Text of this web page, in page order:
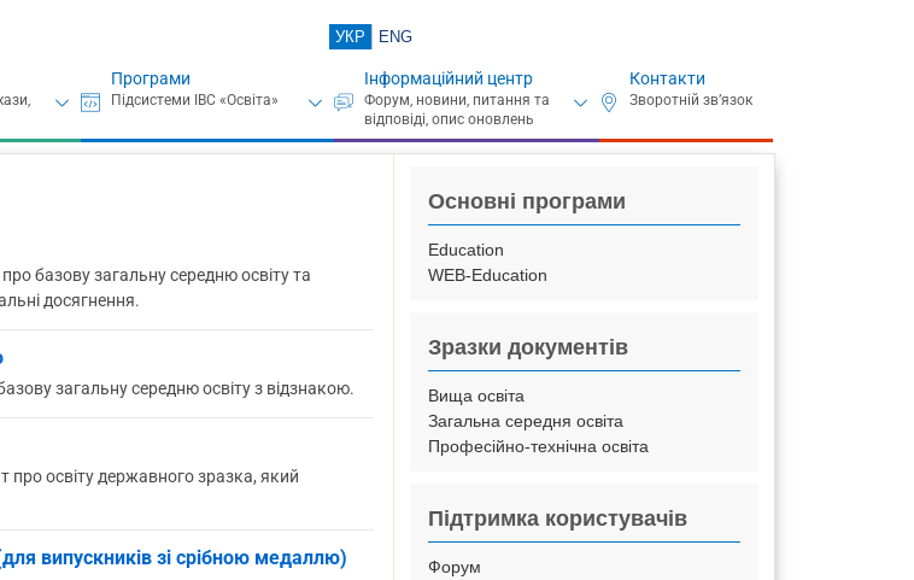
УКР ENG
Програми Інформаційний центр Контакти
базову загальну середню освіту та
досягнення.
загальну середню освіту з відзнакою.
про освіту державного зразка, який
випускників зі срібною медаллю)
Основні програми
Education
WEB-Education
Зразки документів
Вища освіта
Загальна середня освіта
Професійно-технічна освіта
Підтримка користувачів
Форум